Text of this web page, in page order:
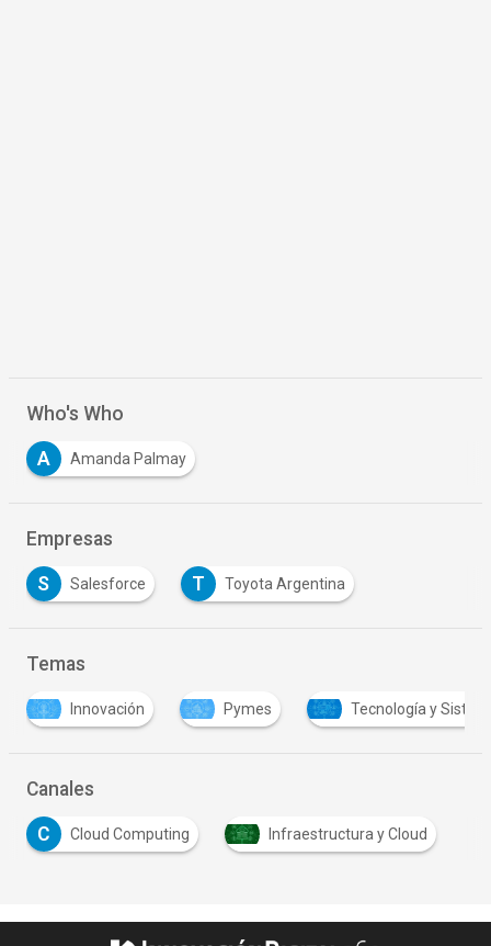
Who's Who
A Amanda Palmay
Empresas
S Salesforce T Toyota Argentina
Temas
Innovación Pymes Tecnología y Sistemas
Canales
C Cloud Computing Infraestructura y Cloud